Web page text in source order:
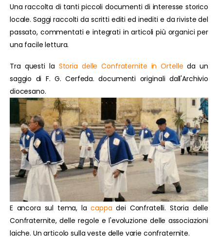
Una raccolta di tanti piccoli documenti di interesse storico
locale. Saggi raccolti da scritti editi ed inediti e da riviste del
passato, commentati e integrati in articoli più organici per
una facile lettura.
Tra questi la Storia delle Confraternite in Ortelle da un
saggio di F. G. Cerfeda. documenti originali dall'Archivio
diocesano.
E ancora sul tema, lacappa dei Confratelli. Storia delle
Confraternite, delle regole e l'evoluzione delle associazioni
laiche. Un articolo sulla veste delle varie confraternite.